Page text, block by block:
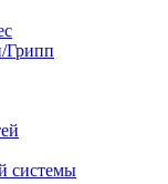
Грипп
системы